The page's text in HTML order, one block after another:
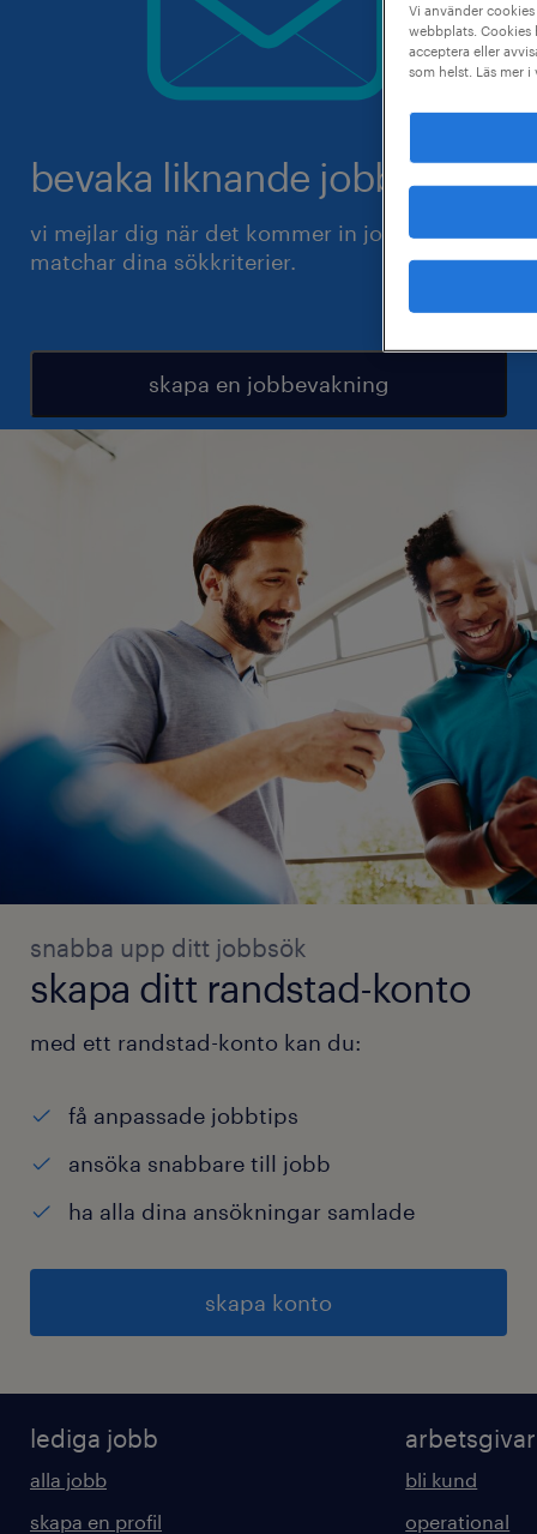
bevaka liknande jobb.
vi mejlar dig när det kommer in jobb som
matchar dina sökkriterier.
skapa en jobbevakning
snabba upp ditt jobbsök
skapa ditt randstad-konto
med ett randstad-konto kan du:
få anpassade jobbtips
ansöka snabbare till jobb
ha alla dina ansökningar samlade
skapa konto
lediga jobb
alla jobb
skapa en profil
bli kund
operational
Vi använder
webbplats. Cookies
acceptera eller
som helst. Läs mer i